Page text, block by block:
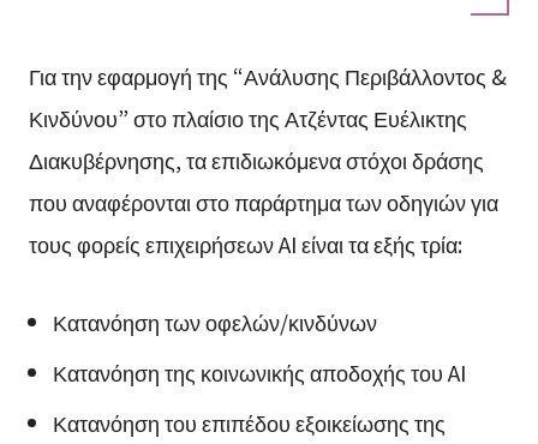
Για την εφαρμογή της “Ανάλυσης Περιβάλλοντος &
Κινδύνου” στο πλαίσιο της Ατζέντας Ευέλικτης
Διακυβέρνησης, τα επιδιωκόμενα στόχοι δράσης
που αναφέρονται στο παράρτημα των οδηγιών για
τους φορείς επιχειρήσεων AI είναι τα εξής τρία:
Κατανόηση των οφελών/κινδύνων
Κατανόηση της κοινωνικής αποδοχής του AI
Κατανόηση του επιπέδου εξοικείωσης της